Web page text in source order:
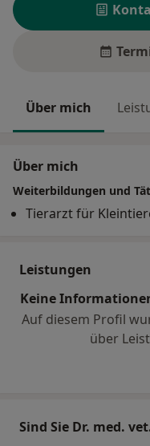
Über mich
Über mich
Weiterbildungen und
Tierarzt für
Leistungen
Keine
Auf diesem Profil
über
Sind Sie Dr. med.